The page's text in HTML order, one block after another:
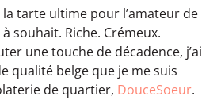
la tarte ultime pour l’amateur de
souhait. Riche. Crémeux.
une touche de décadence, j’ai
qualité belge que je me suis
de quartier, DouceSoeur.